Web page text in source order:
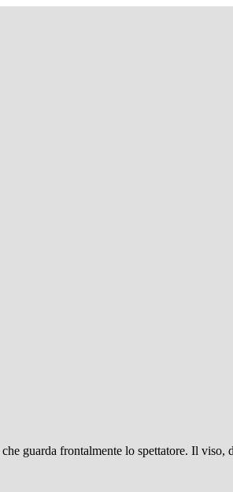
guarda frontalmente lo spettatore. Il